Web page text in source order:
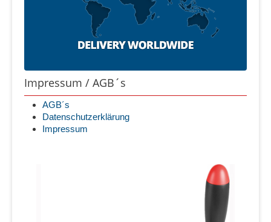
Impressum / AGB´s
AGB´s
Datenschutzerklärung
Impressum